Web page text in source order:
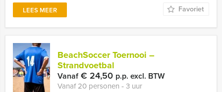
LEES MEER Favoriet
BeachSoccer Toernooi –
Strandvoetbal
Vanaf€ 24,50 p.p. excl. BTW
Vanaf 20 personen ‐ 3 uur